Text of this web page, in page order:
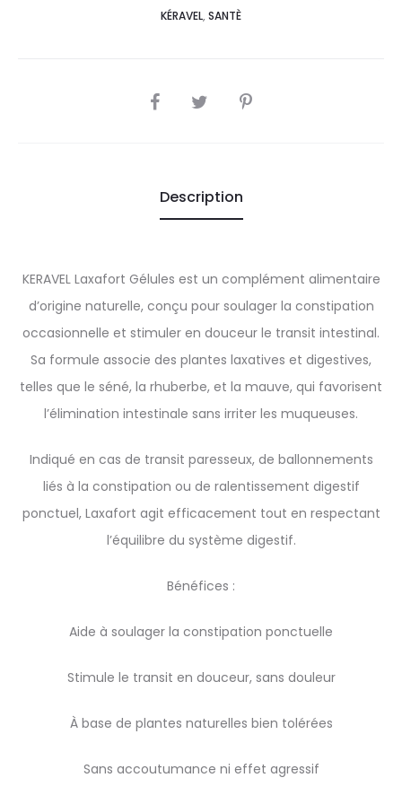
KÉRAVEL, SANTÈ
SHARE
Description
KERAVEL Laxafort Gélules est un complément alimentaire
d’origine naturelle, conçu pour soulager la constipation
occasionnelle et stimuler en douceur le transit intestinal.
Sa formule associe des plantes laxatives et digestives,
telles que le séné, la rhuberbe, et la mauve, qui favorisent
l’élimination intestinale sans irriter les muqueuses.
Indiqué en cas de transit paresseux, de ballonnements
liés à la constipation ou de ralentissement digestif
ponctuel, Laxafort agit efficacement tout en respectant
l’équilibre du système digestif.
Bénéfices :
Aide à soulager la constipation ponctuelle
Stimule le transit en douceur, sans douleur
À base de plantes naturelles bien tolérées
Sans accoutumance ni effet agressif